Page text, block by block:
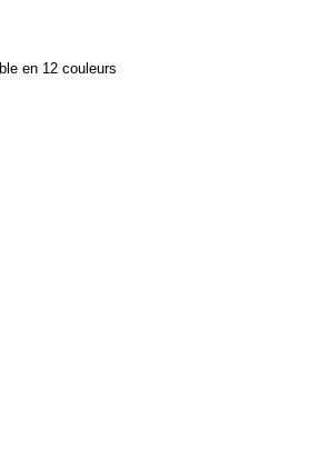
en 12 couleurs